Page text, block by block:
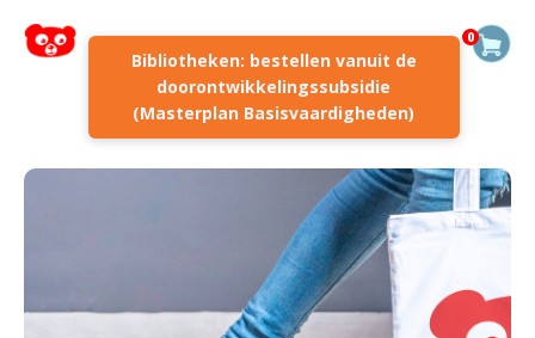
Bibliotheken: bestellen vanuit de
doorontwikkelingssubsidie
(Masterplan Basisvaardigheden)
0